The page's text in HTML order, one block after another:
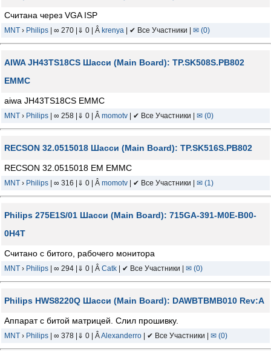
Считана через VGA ISP
MNT › Philips | ∞ 270 |⇓ 0 | Â krenya | ✔ Все Участники | ✉ (0)
AIWA JH43TS18CS Шасси (Main Board): TP.SK508S.PB802
EMMC
aiwa JH43TS18CS EMMC
MNT › Philips | ∞ 258 |⇓ 0 | Â momotv | ✔ Все Участники | ✉ (0)
RECSON 32.0515018 Шасси (Main Board): TP.SK516S.PB802
RECSON 32.0515018 EM EMMC
MNT › Philips | ∞ 316 |⇓ 0 | Â momotv | ✔ Все Участники | ✉ (1)
Philips 275E1S/01 Шасси (Main Board): 715GA-391-M0E-B00-
0H4T
Считано с битого, рабочего монитора
MNT › Philips | ∞ 294 |⇓ 0 | Â Catk | ✔ Все Участники | ✉ (0)
Philips HWS8220Q Шасси (Main Board): DAWBTBMB010 Rev:A
Аппарат с битой матрицей. Слил прошивку.
MNT › Philips | ∞ 378 |⇓ 0 | ÂAlexanderro | ✔ Все Участники | ✉ (0)